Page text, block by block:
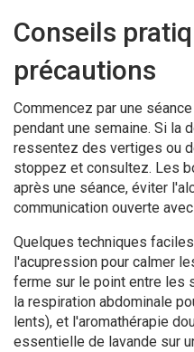
Conseils
précautions
Commencez par une
pendant une semaine. Si la
ressentez des vertiges ou
stoppez et consultez. Les
après une séance, éviter
communication ouverte
Quelques techniques
l'acupression pour calmer
ferme sur le point entre les
la respiration abdominale
lents), et l'aromathérapie
essentielle de lavande sur